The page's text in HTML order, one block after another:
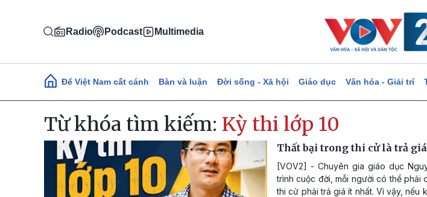
Radio Podcast Multimedia
Main navigation
Để Việt Nam cất cánh Bàn và luận Đời sống - Xã hội Giáo dục Văn hóa - Giải trí
Từ khóa tìm kiếm: Kỳ thi lớp 10
Thất bại trong thi cử là trả
[VOV2] - Chuyên gia giáo dục
trình cuộc đời, mỗi người có thể phải
thi cử phải trả giá ít nhất. Vì vậy, nếu